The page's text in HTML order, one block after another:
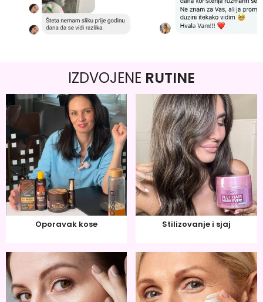
IZDVOJENE RUTINE
Oporavak kose Stilizovanje i sjaj